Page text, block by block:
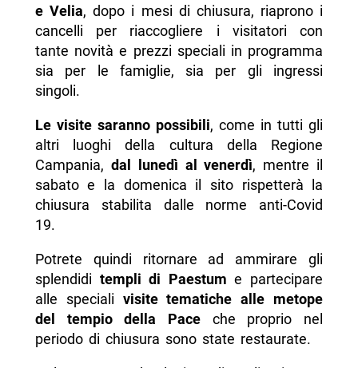
e Velia, dopo i mesi di chiusura, riaprono i
cancelli per riaccogliere i visitatori con
tante novità e prezzi speciali in programma
sia per le famiglie, sia per gli ingressi
singoli.
Le visite saranno possibili, come in tutti gli
altri luoghi della cultura della Regione
Campania, dal lunedì al venerdì, mentre il
sabato e la domenica il sito rispetterà la
chiusura stabilita dalle norme anti-Covid
19.
Potrete quindi ritornare ad ammirare gli
splendidi templi di Paestum e partecipare
alle speciali visite tematiche alle metope
del tempio della Pace che proprio nel
periodo di chiusura sono state restaurate.